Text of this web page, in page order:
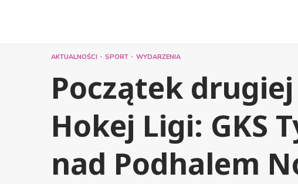
AKTUALNOŚCI SPORT WYDARZENIA
Początek
Hokej Ligi: GKS
nad Podhalem